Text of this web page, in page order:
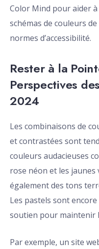
Color Mind pour aider
schémas de couleurs
normes d’accessibilité.
Rester à la
Perspectives
2024
Les combinaisons de
et contrastées sont
couleurs audacieuses
rose néon et les jaunes
également des tons
Les pastels sont
soutien pour maintenir
Par exemple, un site